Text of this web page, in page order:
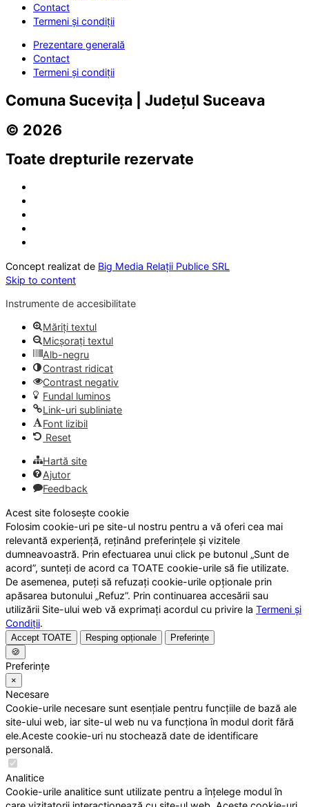
Contact
Termeni și condiții
Prezentare generală
Contact
Termeni și condiții
Comuna Sucevița | Județul Suceava
© 2026
Toate drepturile rezervate
Concept realizat de Big Media Relații Publice SRL
Skip to content
Instrumente de accesibilitate
Măriți textul
Micșorați textul
Alb-negru
Contrast ridicat
Contrast negativ
Fundal luminos
Link-uri subliniate
Font lizibil
Reset
Hartă site
Ajutor
Feedback
Acest site folosește cookie
Folosim cookie-uri pe site-ul nostru pentru a vă oferi cea mai
relevantă experiență, reținând preferințele și vizitele
dumneavoastră. Prin efectuarea unui click pe butonul „Sunt de
acord”, sunteți de acord ca TOATE cookie-urile să fie utilizate.
De asemenea, puteți să refuzați cookie-urile opționale prin
apăsarea butonului „Refuz”. Prin continuarea accesării sau
utilizării Site-ului web vă exprimați acordul cu privire la Termeni și
Condiții.
Accept TOATE Resping opționale
Preferințe
🍪
Preferințe
×
Necesare
Cookie-urile necesare sunt esențiale pentru funcțiile de bază ale
site-ului web, iar site-ul web nu va funcționa în modul dorit fără
ele.Aceste cookie-uri nu stochează date de identificare
personală.
Analitice
Cookie-urile analitice sunt utilizate pentru a înțelege modul în